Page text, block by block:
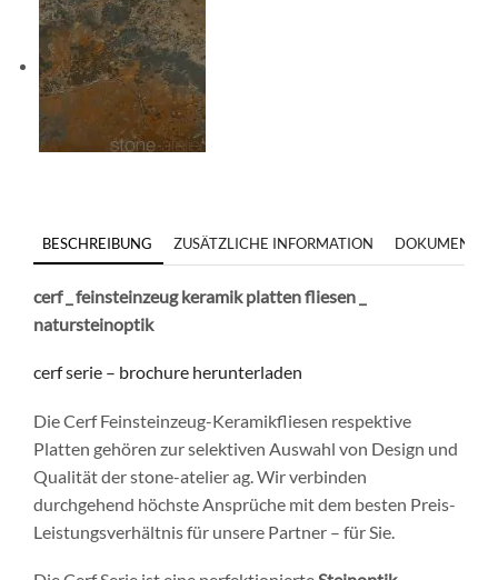
BESCHREIBUNG ZUSÄTZLICHE INFORMATION DOKUMENTE
cerf _ feinsteinzeug keramik platten fliesen _
natursteinoptik
cerf serie – brochure herunterladen
Die Cerf Feinsteinzeug-Keramikfliesen respektive
Platten gehören zur selektiven Auswahl von Design und
Qualität der stone-atelier ag. Wir verbinden
durchgehend höchste Ansprüche mit dem besten Preis-
Leistungsverhältnis für unsere Partner – für Sie.